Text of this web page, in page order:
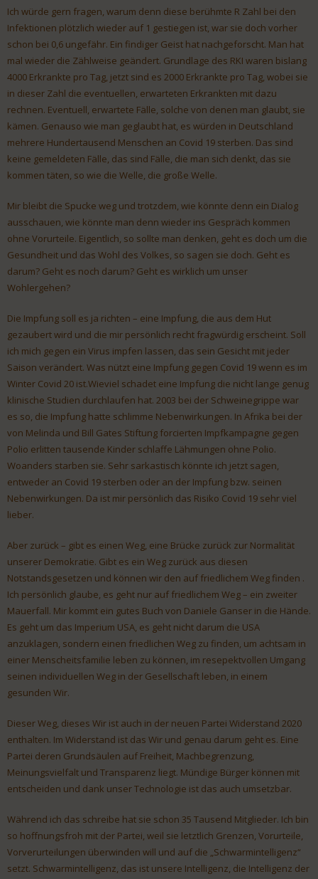
Ich würde gern fragen, warum denn diese berühmte R Zahl bei den
Infektionen plötzlich wieder auf 1 gestiegen ist, war sie doch vorher
schon bei 0,6 ungefähr. Ein findiger Geist hat nachgeforscht. Man hat
mal wieder die Zählweise geändert. Grundlage des RKI waren bislang
4000 Erkrankte pro Tag, jetzt sind es 2000 Erkrankte pro Tag, wobei sie
in dieser Zahl die eventuellen, erwarteten Erkrankten mit dazu
rechnen. Eventuell, erwartete Fälle, solche von denen man glaubt, sie
kämen. Genauso wie man geglaubt hat, es würden in Deutschland
mehrere Hundertausend Menschen an Covid 19 sterben. Das sind
keine gemeldeten Fälle, das sind Fälle, die man sich denkt, das sie
kommen täten, so wie die Welle, die große Welle.
Mir bleibt die Spucke weg und trotzdem, wie könnte denn ein Dialog
ausschauen, wie könnte man denn wieder ins Gespräch kommen
ohne Vorurteile. Eigentlich, so sollte man denken, geht es doch um die
Gesundheit und das Wohl des Volkes, so sagen sie doch. Geht es
darum? Geht es noch darum? Geht es wirklich um unser
Wohlergehen?
Die Impfung soll es ja richten – eine Impfung, die aus dem Hut
gezaubert wird und die mir persönlich recht fragwürdig erscheint. Soll
ich mich gegen ein Virus impfen lassen, das sein Gesicht mit jeder
Saison verändert. Was nützt eine Impfung gegen Covid 19 wenn es im
Winter Covid 20 ist.Wieviel schadet eine Impfung die nicht lange genug
klinische Studien durchlaufen hat. 2003 bei der Schweinegrippe war
es so, die Impfung hatte schlimme Nebenwirkungen. In Afrika bei der
von Melinda und Bill Gates Stiftung forcierten Impfkampagne gegen
Polio erlitten tausende Kinder schlaffe Lähmungen ohne Polio.
Woanders starben sie. Sehr sarkastisch könnte ich jetzt sagen,
entweder an Covid 19 sterben oder an der Impfung bzw. seinen
Nebenwirkungen. Da ist mir persönlich das Risiko Covid 19 sehr viel
lieber.
Aber zurück – gibt es einen Weg, eine Brücke zurück zur Normalität
unserer Demokratie. Gibt es ein Weg zurück aus diesen
Notstandsgesetzen und können wir den auf friedlichem Weg finden .
Ich persönlich glaube, es geht nur auf friedlichem Weg – ein zweiter
Mauerfall. Mir kommt ein gutes Buch von Daniele Ganser in die Hände.
Es geht um das Imperium USA, es geht nicht darum die USA
anzuklagen, sondern einen friedlichen Weg zu finden, um achtsam in
einer Menscheitsfamilie leben zu können, im resepektvollen Umgang
seinen individuellen Weg in der Gesellschaft leben, in einem
gesunden Wir.
Dieser Weg, dieses Wir ist auch in der neuen Partei Widerstand 2020
enthalten. Im Widerstand ist das Wir und genau darum geht es. Eine
Partei deren Grundsäulen auf Freiheit, Machbegrenzung,
Meinungsvielfalt und Transparenz liegt. Mündige Bürger können mit
entscheiden und dank unser Technologie ist das auch umsetzbar.
Während ich das schreibe hat sie schon 35 Tausend Mitglieder. Ich bin
so hoffnungsfroh mit der Partei, weil sie letztlich Grenzen, Vorurteile,
Vorverurteilungen überwinden will und auf die „Schwarmintelligenz“
setzt. Schwarmintelligenz, das ist unsere Intelligenz, die Intelligenz der